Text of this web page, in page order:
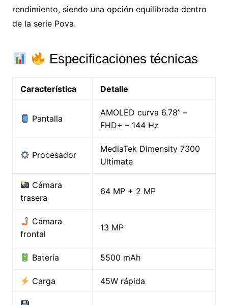
rendimiento, siendo una opción equilibrada dentro
de la serie Pova.
Especificaciones técnicas
Característica Detalle
Pantalla
AMOLED curva 6.78” –
FHD+ – 144 Hz
Procesador
MediaTek Dimensity 7300
Ultimate
Cámara
trasera
64 MP + 2 MP
Cámara
frontal
13 MP
Batería 5500 mAh
Carga 45W rápida